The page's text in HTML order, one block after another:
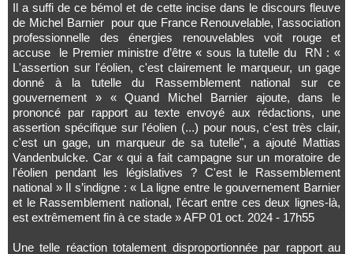
Il a suffi de ce bémol et de cette incise dans le discours fleuve
de Michel Barnier pour que France Renouvelable, l'association
professionnelle des énergies renouvelables voit rouge et
accuse le Premier ministre d’être « sous la tutelle du RN : «
L'assertion sur l'éolien, c'est clairement le marqueur, un gage
donné à la tutelle du Rassemblement national sur ce
gouvernement » « Quand Michel Barnier ajoute, dans le
prononcé par rapport au texte envoyé aux rédactions, une
assertion spécifique sur l'éolien (...) pour nous, c'est très clair,
c'est un gage, un marqueur de sa tutelle", a ajouté Mattias
Vandenbulcke. Car « qui a fait campagne sur un moratoire de
l'éolien pendant les législatives ? C'est le Rassemblement
national » Il s’indigne : « La ligne entre le gouvernement Barnier
et le Rassemblement national, l'écart entre ces deux lignes-là,
est extrêmement fin à ce stade » AFP 01 oct. 2024 - 17h55
Une telle réaction totalement disproportionnée par rapport au